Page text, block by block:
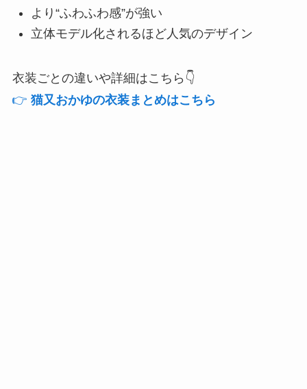
より“ふわふわ感”が強い
立体モデル化されるほど人気のデザイン
衣装ごとの違いや詳細はこちら👇
👉 猫又おかゆの衣装まとめはこちら